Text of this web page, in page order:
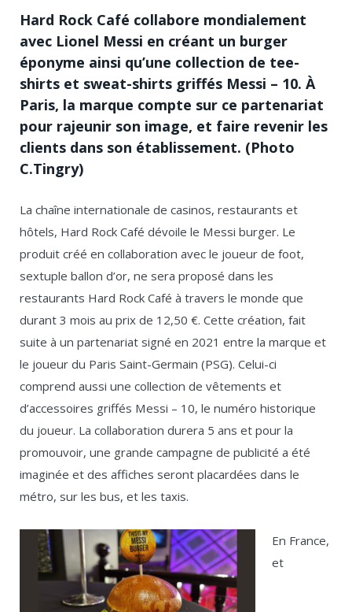
Hard Rock Café collabore mondialement
avec Lionel Messi en créant un burger
éponyme ainsi qu’une collection de tee-
shirts et sweat-shirts griffés Messi – 10. À
Paris, la marque compte sur ce partenariat
pour rajeunir son image, et faire revenir les
clients dans son établissement. (Photo
C.Tingry)
La chaîne internationale de casinos, restaurants et
hôtels, Hard Rock Café dévoile le Messi burger. Le
produit créé en collaboration avec le joueur de foot,
sextuple ballon d’or, ne sera proposé dans les
restaurants Hard Rock Café à travers le monde que
durant 3 mois au prix de 12,50 €. Cette création, fait
suite à un partenariat signé en 2021 entre la marque et
le joueur du Paris Saint-Germain (PSG). Celui-ci
comprend aussi une collection de vêtements et
d’accessoires griffés Messi – 10, le numéro historique
du joueur. La collaboration durera 5 ans et pour la
promouvoir, une grande campagne de publicité a été
imaginée et des affiches seront placardées dans le
métro, sur les bus, et les taxis.
En France,
et